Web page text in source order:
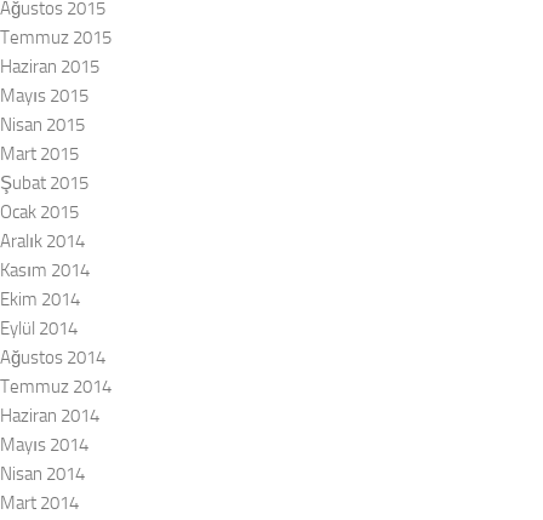
Ağustos 2015
Temmuz 2015
Haziran 2015
Mayıs 2015
Nisan 2015
Mart 2015
Şubat 2015
Ocak 2015
Aralık 2014
Kasım 2014
Ekim 2014
Eylül 2014
Ağustos 2014
Temmuz 2014
Haziran 2014
Mayıs 2014
Nisan 2014
Mart 2014